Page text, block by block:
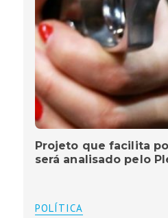
Projeto que facilita
será analisado pelo
POLÍTICA